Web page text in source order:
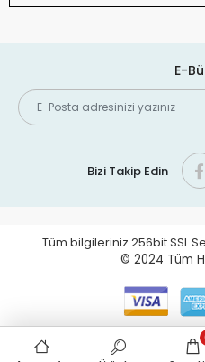
E-
Bizi Takip Edin
Tüm bilgileriniz 256bit SSL
© 2024 Tüm